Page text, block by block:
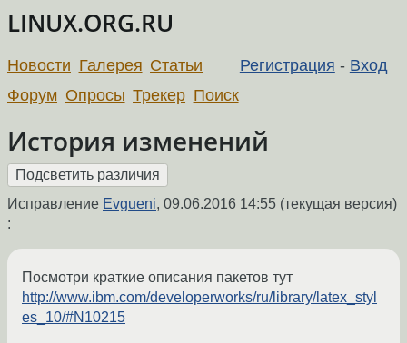
LINUX.ORG.RU
Регистрация - Вход
Новости Галерея Статьи
Форум Опросы Трекер Поиск
История изменений
Исправление Evgueni, 09.06.2016 14:55 (текущая версия)
:
Посмотри краткие описания пакетов тут
http://www.ibm.com/developerworks/ru/library/latex_styl
es_10/#N10215